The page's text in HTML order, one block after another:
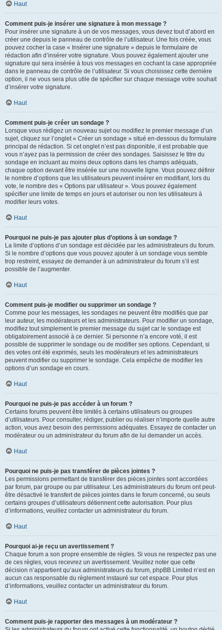
Haut
Comment puis-je insérer une signature à mon message ?
Pour insérer une signature à un de vos messages, vous devez tout d’abord en
créer une depuis le panneau de contrôle de l’utilisateur. Une fois créée, vous
pouvez cocher la case « Insérer une signature » depuis le formulaire de
rédaction afin d’insérer votre signature. Vous pouvez également ajouter une
signature qui sera insérée à tous vos messages en cochant la case appropriée
dans le panneau de contrôle de l’utilisateur. Si vous choisissez cette dernière
option, il ne vous sera plus utile de spécifier sur chaque message votre souhait
d’insérer votre signature.
Haut
Comment puis-je créer un sondage ?
Lorsque vous rédigez un nouveau sujet ou modifiez le premier message d’un
sujet, cliquez sur l’onglet « Créer un sondage » situé en-dessous du formulaire
principal de rédaction. Si cet onglet n’est pas disponible, il est probable que
vous n’ayez pas la permission de créer des sondages. Saisissez le titre du
sondage en incluant au moins deux options dans les champs adéquats,
chaque option devant être insérée sur une nouvelle ligne. Vous pouvez définir
le nombre d’options que les utilisateurs peuvent insérer en modifiant, lors du
vote, le nombre des « Options par utilisateur ». Vous pouvez également
spécifier une limite de temps en jours et autoriser ou non les utilisateurs à
modifier leurs votes.
Haut
Pourquoi ne puis-je pas ajouter plus d’options à un sondage ?
La limite d’options d’un sondage est décidée par les administrateurs du forum.
Si le nombre d’options que vous pouvez ajouter à un sondage vous semble
trop restreint, essayez de demander à un administrateur du forum s’il est
possible de l’augmenter.
Haut
Comment puis-je modifier ou supprimer un sondage ?
Comme pour les messages, les sondages ne peuvent être modifiés que par
leur auteur, les modérateurs et les administrateurs. Pour modifier un sondage,
modifiez tout simplement le premier message du sujet car le sondage est
obligatoirement associé à ce dernier. Si personne n’a encore voté, il est
possible de supprimer le sondage ou de modifier ses options. Cependant, si
des votes ont été exprimés, seuls les modérateurs et les administrateurs
peuvent modifier ou supprimer le sondage. Cela empêche de modifier les
options d’un sondage en cours.
Haut
Pourquoi ne puis-je pas accéder à un forum ?
Certains forums peuvent être limités à certains utilisateurs ou groupes
d’utilisateurs. Pour consulter, rédiger, publier ou réaliser n’importe quelle autre
action, vous avez besoin des permissions adéquates. Essayez de contacter un
modérateur ou un administrateur du forum afin de lui demander un accès.
Haut
Pourquoi ne puis-je pas transférer de pièces jointes ?
Les permissions permettant de transférer des pièces jointes sont accordées
par forum, par groupe ou par utilisateur. Les administrateurs du forum ont peut-
être désactivé le transfert de pièces jointes dans le forum concerné, ou seuls
certains groupes d’utilisateurs détiennent cette autorisation. Pour plus
d’informations, veuillez contacter un administrateur du forum.
Haut
Pourquoi ai-je reçu un avertissement ?
Chaque forum a son propre ensemble de règles. Si vous ne respectez pas une
de ces règles, vous recevrez un avertissement. Veuillez noter que cette
décision n’appartient qu’aux administrateurs du forum, phpBB Limited n’est en
aucun cas responsable du règlement instauré sur cet espace. Pour plus
d’informations, veuillez contacter un administrateur du forum.
Haut
Comment puis-je rapporter des messages à un modérateur ?